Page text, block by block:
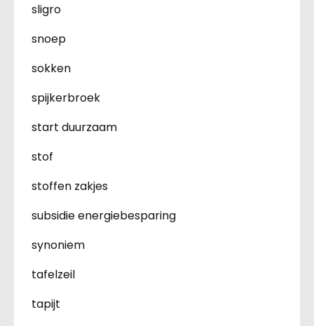
sligro
snoep
sokken
spijkerbroek
start duurzaam
stof
stoffen zakjes
subsidie energiebesparing
synoniem
tafelzeil
tapijt